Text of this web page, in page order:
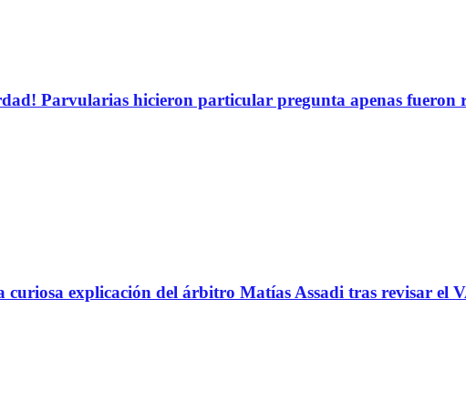
Parvularias hicieron particular pregunta apenas fueron
explicación del árbitro Matías Assadi tras revisar el